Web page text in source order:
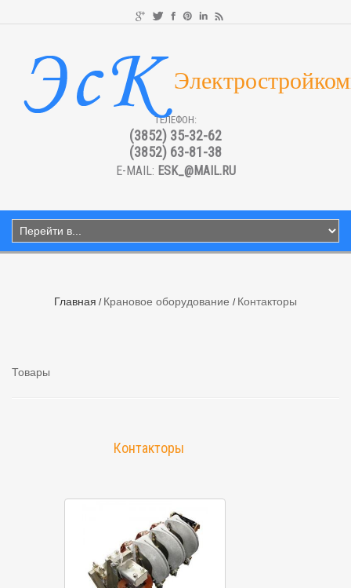
ТЕЛЕФОН:
(3852) 35-32-62
(3852) 63-81-38
E-MAIL: ESK_@MAIL.RU
Главная Крановое оборудование Контакторы
Товары
Контакторы